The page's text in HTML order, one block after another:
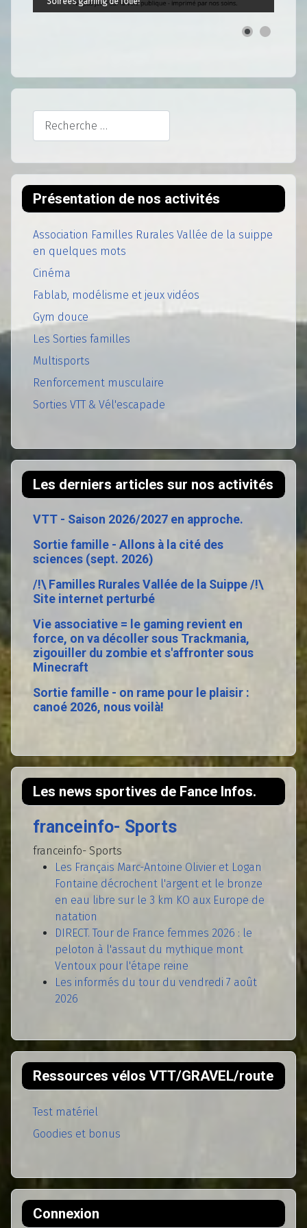
Rechercher
Présentation de nos activités
Association Familles Rurales Vallée de la suippe
en quelques mots
Cinéma
Fablab, modélisme et jeux vidéos
Gym douce
Les Sorties familles
Multisports
Renforcement musculaire
Sorties VTT & Vél'escapade
Les derniers articles sur nos activités
VTT - Saison 2026/2027 en approche.
Sortie famille - Allons à la cité des
sciences (sept. 2026)
/!\ Familles Rurales Vallée de la Suippe /!\
Site internet perturbé
Vie associative = le gaming revient en
force, on va décoller sous Trackmania,
zigouiller du zombie et s'affronter sous
Minecraft
Sortie famille - on rame pour le plaisir :
canoé 2026, nous voilà!
Les news sportives de Fance Infos.
franceinfo- Sports
franceinfo- Sports
Les Français Marc-Antoine Olivier et Logan
Fontaine décrochent l'argent et le bronze
en eau libre sur le 3 km KO aux Europe de
natation
DIRECT. Tour de France femmes 2026 : le
peloton à l'assaut du mythique mont
Ventoux pour l'étape reine
Les informés du tour du vendredi 7 août
2026
Ressources vélos VTT/GRAVEL/route
Test matériel
Goodies et bonus
Connexion